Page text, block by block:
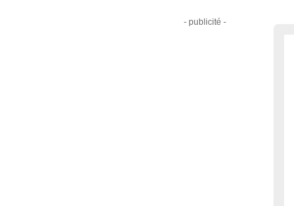
- publicité -